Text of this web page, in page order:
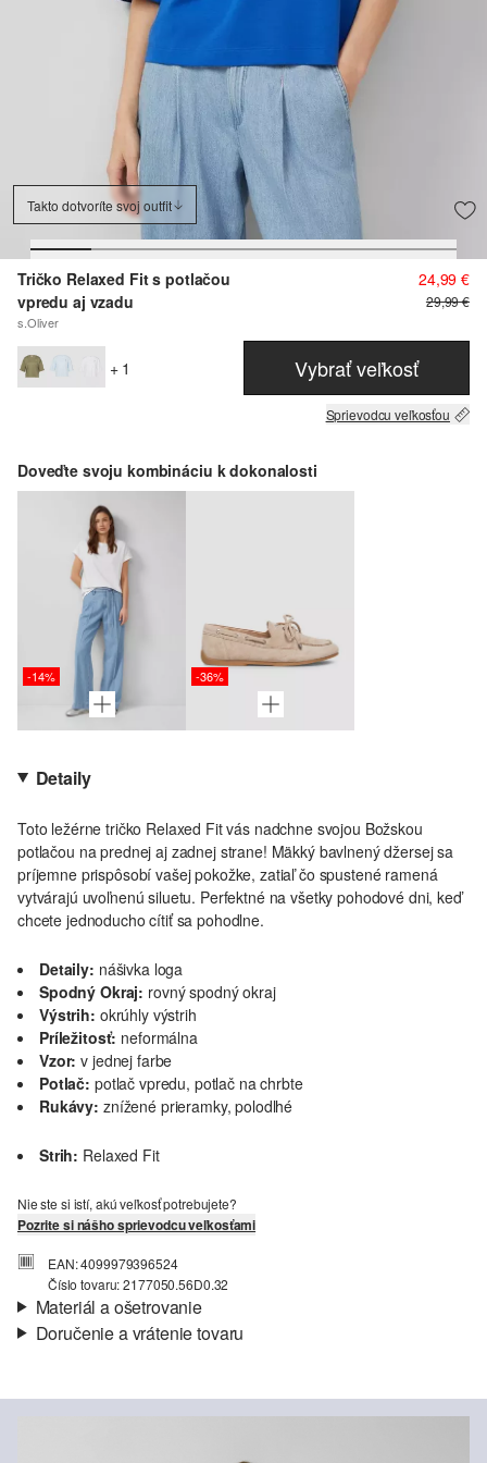
Takto dotvoríte svoj outfit
Tričko Relaxed Fit s potlačou
vpredu aj vzadu
s.Oliver
24,99 €
29,99 €
+ 1 Vybrať veľkosť
Sprievodcu veľkosťou
Doveďte svoju kombináciu k dokonalosti
-14% -36%
Detaily
Toto ležérne tričko Relaxed Fit vás nadchne svojou Božskou
potlačou na prednej aj zadnej strane! Mäkký bavlnený džersej sa
príjemne prispôsobí vašej pokožke, zatiaľ čo spustené ramená
vytvárajú uvoľnenú siluetu. Perfektné na všetky pohodové dni, keď
chcete jednoducho cítiť sa pohodlne.
Detaily: nášivka loga
Spodný Okraj: rovný spodný okraj
Výstrih: okrúhly výstrih
Príležitosť: neformálna
Vzor: v jednej farbe
Potlač: potlač vpredu, potlač na chrbte
Rukávy: znížené prieramky, polodlhé
Strih: Relaxed Fit
Nie ste si istí, akú veľkosť potrebujete?
Pozrite si nášho sprievodcu veľkosťami
EAN: 4099979396524
Číslo tovaru: 2177050.56D0.32
Materiál a ošetrovanie
Materiál: Bavlna
Doručenie a vrátenie tovaru
Vaša objednávka bude odoslaná do 4-8 pracovných dní